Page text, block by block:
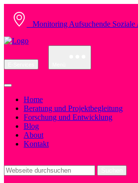
Monitoring Aufsuchende Soziale
Home
Beratung und Projektbegleitung
Forschung und Entwicklung
Blog
About
Kontakt